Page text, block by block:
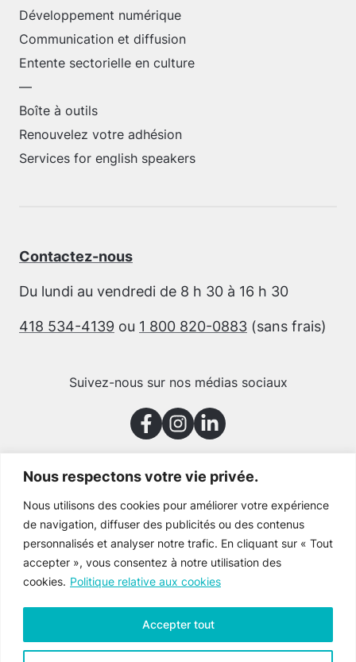
Nous respectons votre vie privée.
Nous utilisons des cookies pour améliorer votre expérience
de navigation, diffuser des publicités ou des contenus
personnalisés et analyser notre trafic. En cliquant sur « Tout
accepter », vous consentez à notre utilisation des
cookies. Politique relative aux cookies
Accepter tout
Développement numérique
Communication et diffusion
Entente sectorielle en culture
—
Boîte à outils
Renouvelez votre adhésion
Services for english speakers
Contactez-nous
Du lundi au vendredi de 8 h 30 à 16 h 30
418 534-4139 ou 1 800 820-0883 (sans frais)
Suivez-nous sur nos médias sociaux
Merci à nos partenaires